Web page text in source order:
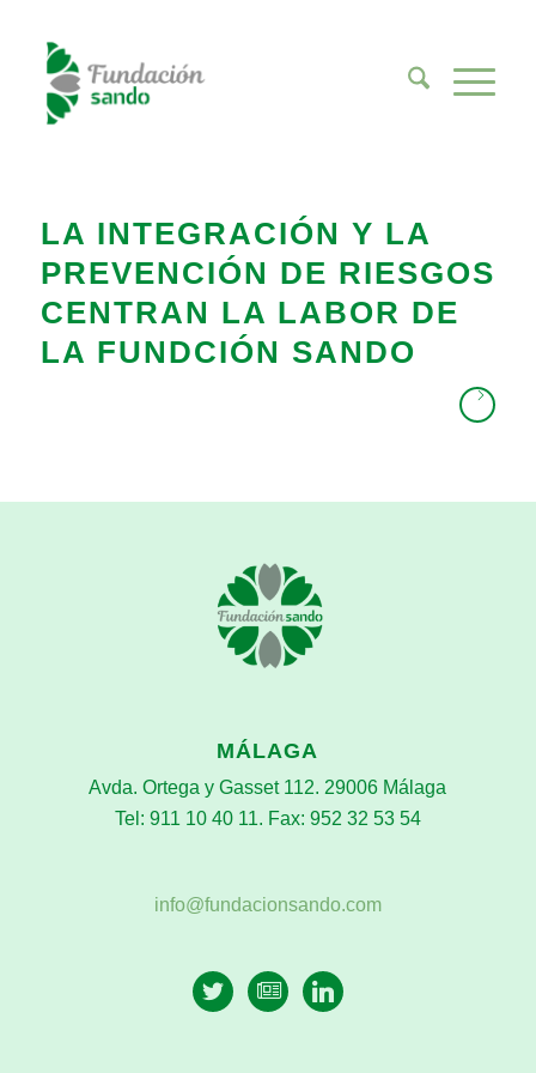
LA INTEGRACIÓN Y LA
PREVENCIÓN DE RIESGOS
CENTRAN LA LABOR DE
LA FUNDCIÓN SANDO
MÁLAGA
Avda. Ortega y Gasset 112. 29006 Málaga
Tel: 911 10 40 11. Fax: 952 32 53 54
info@fundacionsando.com
twitter
newspaper-
linkedin